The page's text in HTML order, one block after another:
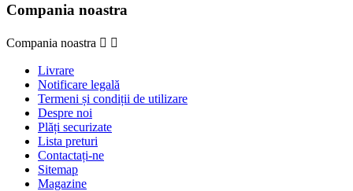
Compania noastra
Compania noastra  
Livrare
Notificare legală
Termeni și condiții de utilizare
Despre noi
Plăți securizate
Lista preturi
Contactați-ne
Sitemap
Magazine